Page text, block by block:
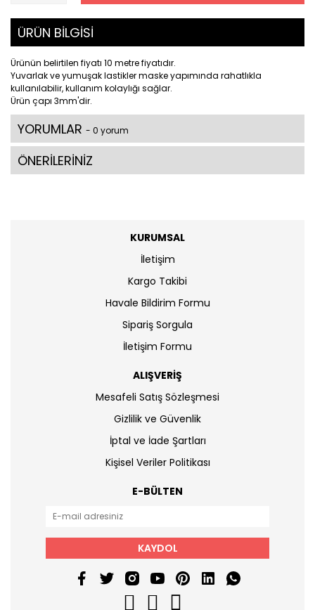
ÜRÜN BİLGİSİ
Ürünün belirtilen fiyatı 10 metre fiyatıdır.
Yuvarlak ve yumuşak lastikler maske yapımında rahatlıkla
kullanılabilir, kullanım kolaylığı sağlar.
Ürün çapı 3mm'dir.
YORUMLAR - 0 yorum
ÖNERİLERİNİZ
KURUMSAL
İletişim
Kargo Takibi
Havale Bildirim Formu
Sipariş Sorgula
İletişim Formu
ALIŞVERİŞ
Mesafeli Satış Sözleşmesi
Gizlilik ve Güvenlik
İptal ve İade Şartları
Kişisel Veriler Politikası
E-BÜLTEN
KAYDOL